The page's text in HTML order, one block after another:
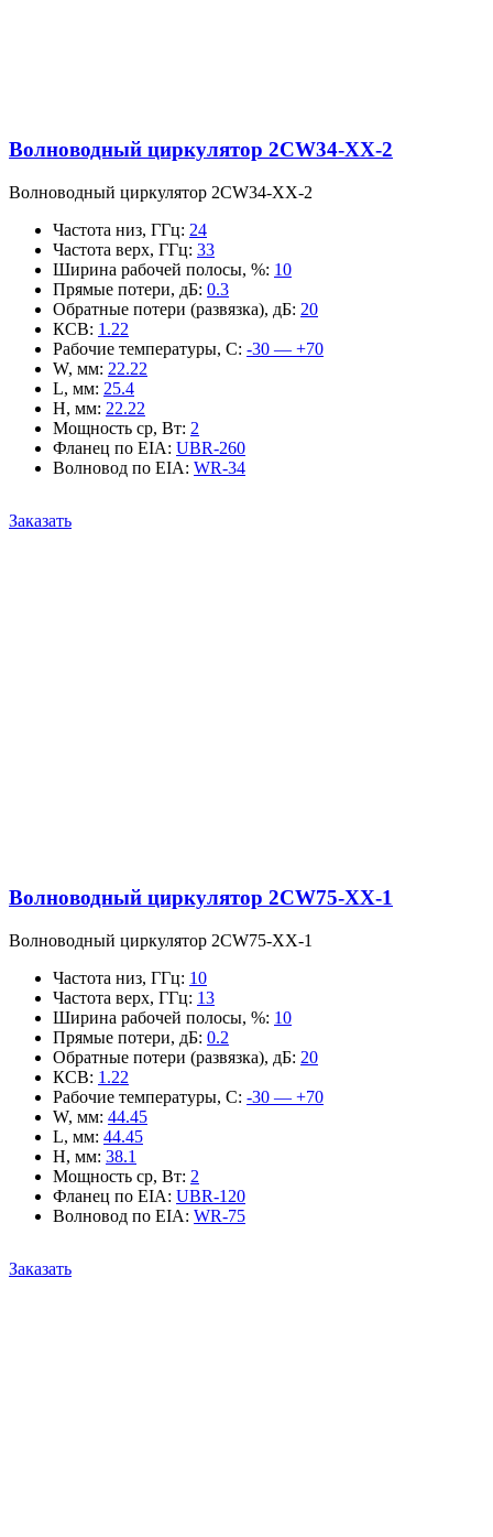
Волноводный циркулятор 2CW34-XX-2
Волноводный циркулятор 2CW34-XX-2
Частота низ, ГГц: 24
Частота верх, ГГц: 33
Ширина рабочей полосы, %: 10
Прямые потери, дБ: 0.3
Обратные потери (развязка), дБ: 20
КСВ: 1.22
Рабочие температуры, С: -30 — +70
W, мм: 22.22
L, мм: 25.4
H, мм: 22.22
Мощность ср, Вт: 2
Фланец по EIA: UBR-260
Волновод по EIA: WR-34
Заказать
Волноводный циркулятор 2CW75-XX-1
Волноводный циркулятор 2CW75-XX-1
Частота низ, ГГц: 10
Частота верх, ГГц: 13
Ширина рабочей полосы, %: 10
Прямые потери, дБ: 0.2
Обратные потери (развязка), дБ: 20
КСВ: 1.22
Рабочие температуры, С: -30 — +70
W, мм: 44.45
L, мм: 44.45
H, мм: 38.1
Мощность ср, Вт: 2
Фланец по EIA: UBR-120
Волновод по EIA: WR-75
Заказать